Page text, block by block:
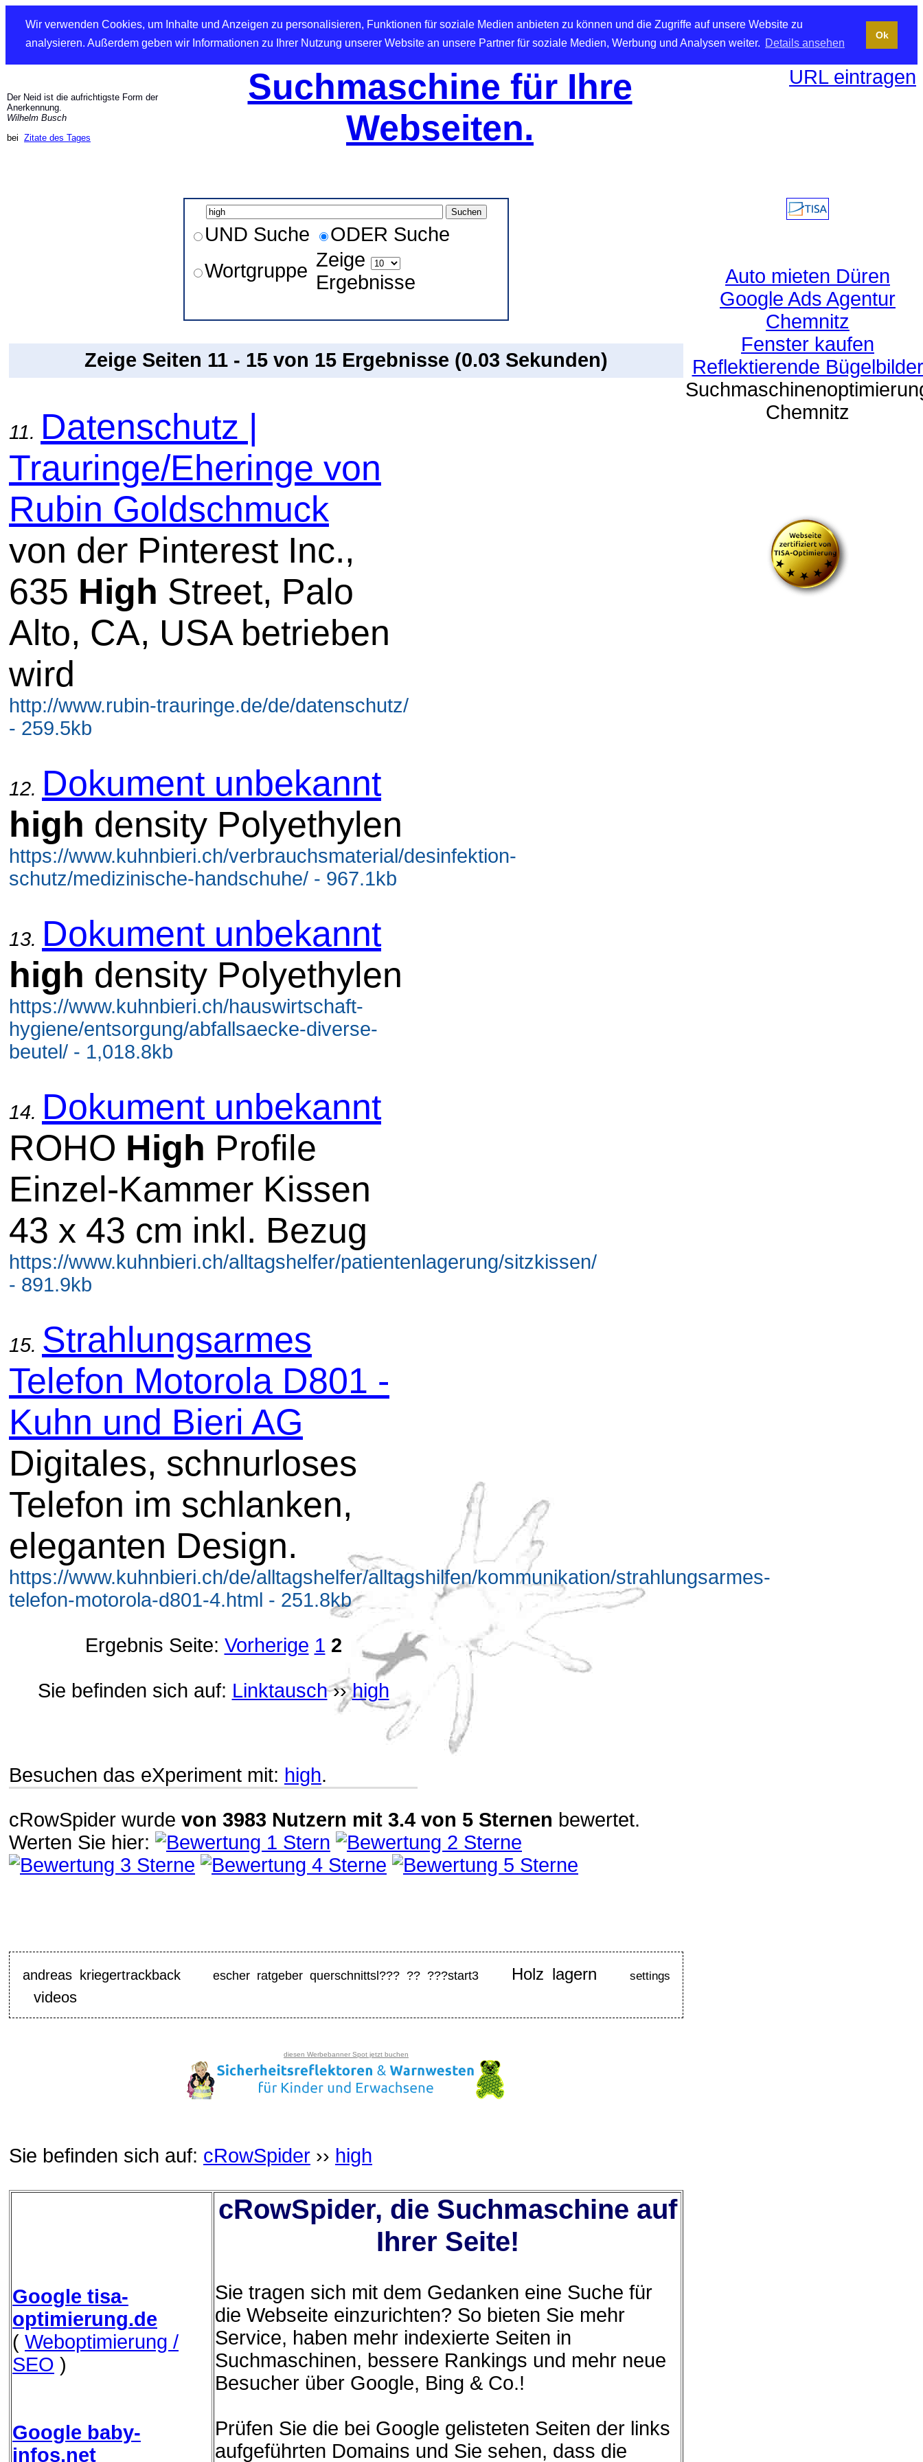
Wir verwenden Cookies, um Inhalte und Anzeigen zu personalisieren, Funktionen für soziale Medien anbieten zu können und die Zugriffe auf unsere Website zu
analysieren. Außerdem geben wir Informationen zu Ihrer Nutzung unserer Website an unsere Partner für soziale Medien, Werbung und Analysen weiter. Details ansehen
Ok
Der Neid ist die aufrichtigste Form der
Anerkennung.
Wilhelm Busch
bei Zitate des Tages
Suchmaschine für Ihre
Webseiten.
URL eintragen
UND Suche
ODER Suche
Wortgruppe Zeige
Ergebnisse
Zeige Seiten 11 - 15 von 15 Ergebnisse (0.03 Sekunden)
11. Datenschutz |
Trauringe/Eheringe von
Rubin Goldschmuck
von der Pinterest Inc.,
635 High Street, Palo
Alto, CA, USA betrieben
wird
http://www.rubin-trauringe.de/de/datenschutz/
- 259.5kb
12. Dokument unbekannt
high density Polyethylen
https://www.kuhnbieri.ch/verbrauchsmaterial/desinfektion-
schutz/medizinische-handschuhe/ - 967.1kb
13. Dokument unbekannt
high density Polyethylen
https://www.kuhnbieri.ch/hauswirtschaft-
hygiene/entsorgung/abfallsaecke-diverse-
beutel/ - 1,018.8kb
14. Dokument unbekannt
ROHO High Profile
Einzel-Kammer Kissen
43 x 43 cm inkl. Bezug
https://www.kuhnbieri.ch/alltagshelfer/patientenlagerung/sitzkissen/
- 891.9kb
15. Strahlungsarmes
Telefon Motorola D801 -
Kuhn und Bieri AG
Digitales, schnurloses
Telefon im schlanken,
eleganten Design.
https://www.kuhnbieri.ch/de/alltagshelfer/alltagshilfen/kommunikation/strahlungsarmes-
telefon-motorola-d801-4.html - 251.8kb
Ergebnis Seite: Vorherige 1 2
Sie befinden sich auf: Linktausch››high
Besuchen das eXperiment mit: high.
cRowSpider wurde von 3983 Nutzern mit 3.4 von 5 Sternen bewertet.
Werten Sie hier:
andreas kriegertrackback escher ratgeber querschnittsl??? ?? ???start3 Holz lagern settings
videos
diesen Werbebanner Spot jetzt buchen
Sie befinden sich auf: cRowSpider ›› high
Google tisa-
optimierung.de
( Weboptimierung /
SEO )
Google baby-
infos.net
cRowSpider, die Suchmaschine auf
Ihrer Seite!
Sie tragen sich mit dem Gedanken eine Suche für
die Webseite einzurichten? So bieten Sie mehr
Service, haben mehr indexierte Seiten in
Suchmaschinen, bessere Rankings und mehr neue
Besucher über Google, Bing & Co.!
Prüfen Sie die bei Google gelisteten Seiten der links
aufgeführten Domains und Sie sehen, dass die
Auto mieten Düren
Google Ads Agentur
Chemnitz
Fenster kaufen
Reflektierende Bügelbilder
Chemnitz